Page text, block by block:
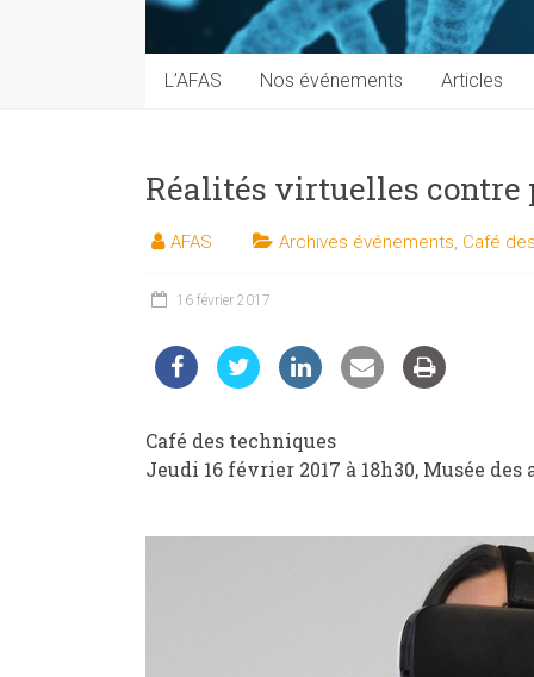
du
public
L’AFAS Nos événements Articles
Réalités virtuelles contre
AFAS Archives événements, Café
16 février 2017
Café des techniques
Jeudi 16 février 2017 à 18h30, Musée